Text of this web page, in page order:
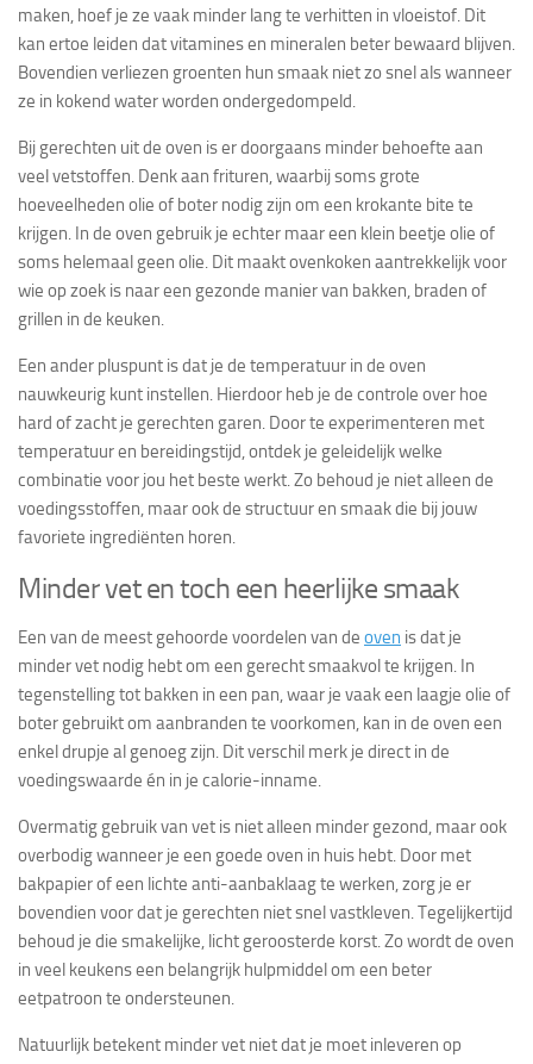
maken, hoef je ze vaak minder lang te verhitten in vloeistof. Dit
kan ertoe leiden dat vitamines en mineralen beter bewaard blijven.
Bovendien verliezen groenten hun smaak niet zo snel als wanneer
ze in kokend water worden ondergedompeld.
Bij gerechten uit de oven is er doorgaans minder behoefte aan
veel vetstoffen. Denk aan frituren, waarbij soms grote
hoeveelheden olie of boter nodig zijn om een krokante bite te
krijgen. In de oven gebruik je echter maar een klein beetje olie of
soms helemaal geen olie. Dit maakt ovenkoken aantrekkelijk voor
wie op zoek is naar een gezonde manier van bakken, braden of
grillen in de keuken.
Een ander pluspunt is dat je de temperatuur in de oven
nauwkeurig kunt instellen. Hierdoor heb je de controle over hoe
hard of zacht je gerechten garen. Door te experimenteren met
temperatuur en bereidingstijd, ontdek je geleidelijk welke
combinatie voor jou het beste werkt. Zo behoud je niet alleen de
voedingsstoffen, maar ook de structuur en smaak die bij jouw
favoriete ingrediënten horen.
Minder vet en toch een heerlijke smaak
Een van de meest gehoorde voordelen van de oven is dat je
minder vet nodig hebt om een gerecht smaakvol te krijgen. In
tegenstelling tot bakken in een pan, waar je vaak een laagje olie of
boter gebruikt om aanbranden te voorkomen, kan in de oven een
enkel drupje al genoeg zijn. Dit verschil merk je direct in de
voedingswaarde én in je calorie-inname.
Overmatig gebruik van vet is niet alleen minder gezond, maar ook
overbodig wanneer je een goede oven in huis hebt. Door met
bakpapier of een lichte anti-aanbaklaag te werken, zorg je er
bovendien voor dat je gerechten niet snel vastkleven. Tegelijkertijd
behoud je die smakelijke, licht geroosterde korst. Zo wordt de oven
in veel keukens een belangrijk hulpmiddel om een beter
eetpatroon te ondersteunen.
Natuurlijk betekent minder vet niet dat je moet inleveren op